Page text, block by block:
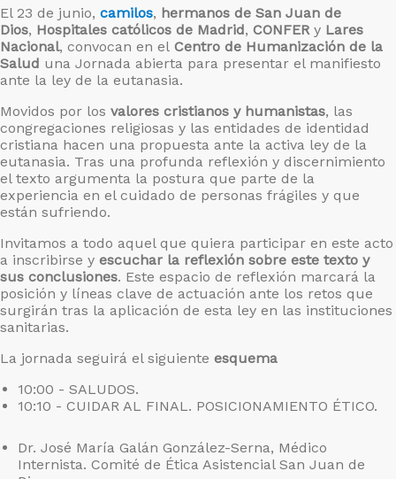
El 23 de junio, camilos, hermanos de San Juan de
Dios, Hospitales católicos de Madrid, CONFERy Lares
Nacional, convocan en el Centro de Humanización de la
Salud una Jornada abierta para presentar el manifiesto
ante la ley de la eutanasia.
Movidos por los valores cristianos y humanistas, las
congregaciones religiosas y las entidades de identidad
cristiana hacen una propuesta ante la activa ley de la
eutanasia. Tras una profunda reflexión y discernimiento
el texto argumenta la postura que parte de la
experiencia en el cuidado de personas frágiles y que
están sufriendo.
Invitamos a todo aquel que quiera participar en este acto
a inscribirse y escuchar la reflexión sobre este texto y
sus conclusiones. Este espacio de reflexión marcará la
posición y líneas clave de actuación ante los retos que
surgirán tras la aplicación de esta ley en las instituciones
sanitarias.
La jornada seguirá el siguiente esquema
10:00 - SALUDOS.
10:10 - CUIDAR AL FINAL. POSICIONAMIENTO ÉTICO.
Dr. José María Galán González-Serna, Médico
Internista. Comité de Ética Asistencial San Juan de